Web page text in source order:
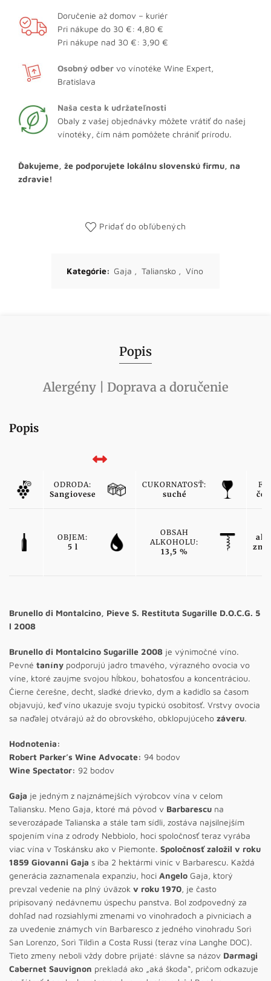
Doručenie až domov – kuriér
Pri nákupe do 30 €: 4,80 €
Pri nákupe nad 30 €: 3,90 €
Osobný odber vo vínotéke Wine Expert,
Bratislava
Naša cesta k udržateľnosti
Obaly z vašej objednávky môžete vrátiť do našej
vínotéky, čím nám pomôžete chrániť prírodu.
Ďakujeme, že podporujete lokálnu slovenskú firmu, na
zdravie!
Pridať do obľúbených
Kategórie: Gaja , Taliansko , Víno
Popis
Alergény | Doprava a doručenie
Popis
ODRODA:
Sangiovese
CUKORNATOSŤ:
suché
OBJEM:
5 l
OBSAH
ALKOHOLU:
13,5 %
Brunello di Montalcino, Pieve S. Restituta Sugarille D.O.C.G. 5
l 2008
Brunello di Montalcino Sugarille 2008 je výnimočné víno.
Pevné taníny podporujú jadro tmavého, výrazného ovocia vo
víne, ktoré zaujme svojou hĺbkou, bohatosťou a koncentráciou.
Čierne čerešne, decht, sladké drievko, dym a kadidlo sa časom
objavujú, keď víno ukazuje svoju typickú osobitosť. Vrstvy ovocia
sa naďalej otvárajú až do obrovského, obklopujúceho záveru.
Hodnotenia:
Robert Parker’s Wine Advocate: 94 bodov
Wine Spectator: 92 bodov
Gaja je jedným z najznámejších výrobcov vína v celom
Taliansku. Meno Gaja, ktoré má pôvod v Barbarescu na
severozápade Talianska a stále tam sídli, zostáva najsilnejším
spojením vína z odrody Nebbiolo, hoci spoločnosť teraz vyrába
viac vína v Toskánsku ako v Piemonte. Spoločnosť založil v roku
1859 Giovanni Gaja s iba 2 hektármi viníc v Barbarescu. Každá
generácia zaznamenala expanziu, hoci Angelo Gaja, ktorý
prevzal vedenie na plný úväzok v roku 1970, je často
pripisovaný nedávnemu úspechu panstva. Bol zodpovedný za
dohľad nad rozsiahlymi zmenami vo vinohradoch a pivniciach a
za uvedenie známych vín Barbaresco z jedného vinohradu Sorì
San Lorenzo, Sorì Tildìn a Costa Russi (teraz vína Langhe DOC).
Tieto zmeny neboli vždy dobre prijaté: slávne sa názov Darmagi
Cabernet Sauvignon prekladá ako „aká škoda“, pričom odkazuje